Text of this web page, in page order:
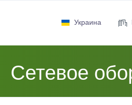
Украина
Сетевое